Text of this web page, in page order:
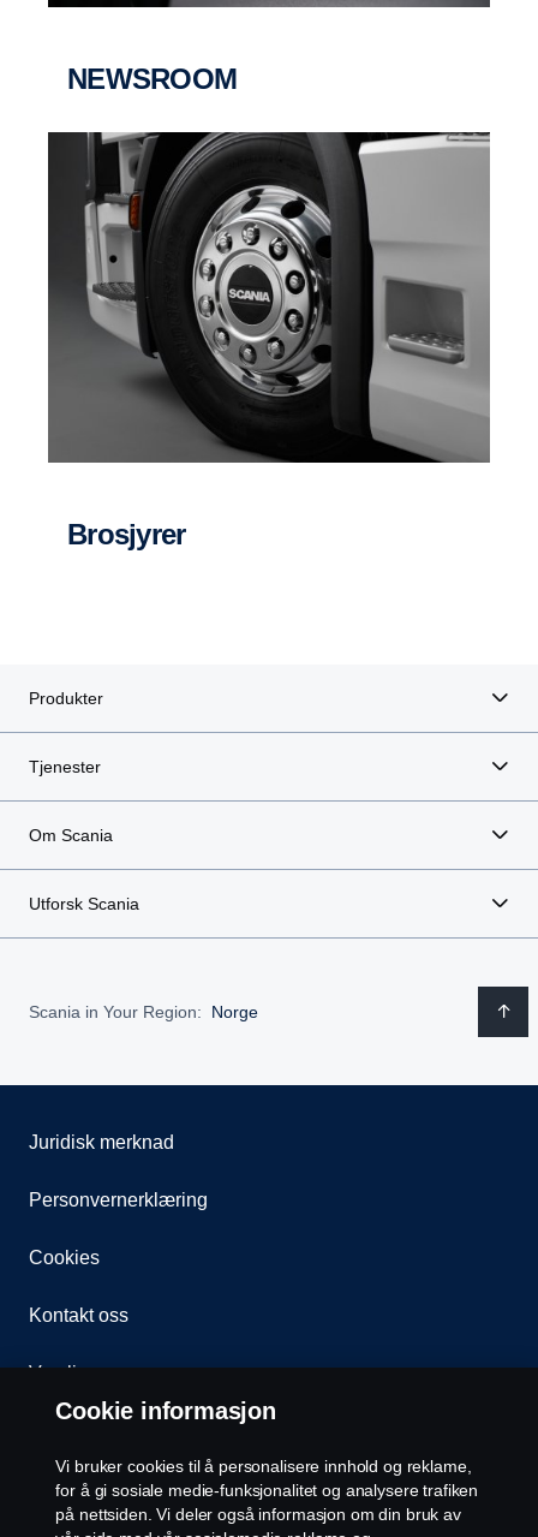
NEWSROOM
Brosjyrer
Produkter
Tjenester
Om Scania
Utforsk Scania
Scania in Your Region: Norge
Juridisk merknad
Personvernerklæring
Cookies
Kontakt oss
Varsling
Etiske retningslinjer for leverandører
Cookie informasjon
Vi bruker cookies til å personalisere innhold og reklame,
for å gi sosiale medie-funksjonalitet og analysere trafiken
på nettsiden. Vi deler også informasjon om din bruk av